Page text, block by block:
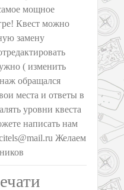
мощное
Квест можно
замену
( изменить
обращался
места и ответы в
уровни квеста
написать нам
Желаем